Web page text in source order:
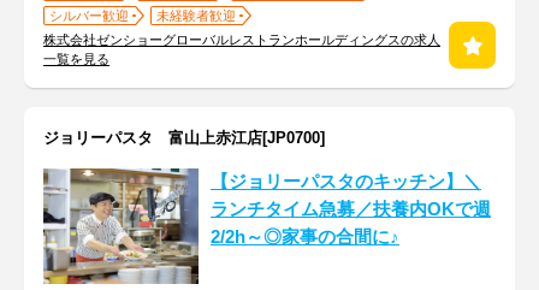
シルバー歓迎
未経験者歓迎
株式会社ゼンショーグローバルレストランホールディングスの求人
一覧を見る
ジョリーパスタ 富山上赤江店[JP0700]
【ジョリーパスタのキッチン】＼
ランチタイム急募／扶養内OKで週
2/2h～◎家事の合間に♪